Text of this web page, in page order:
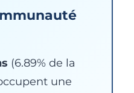
(6.89% de la
une